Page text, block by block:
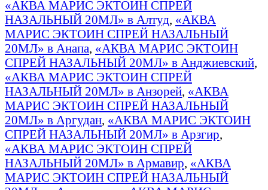
«АКВА МАРИС ЭКТОИН СПРЕЙ
НАЗАЛЬНЫЙ 20МЛ» в Алтуд, «АКВА
МАРИС ЭКТОИН СПРЕЙ НАЗАЛЬНЫЙ
20МЛ» в Анапа, «АКВА МАРИС ЭКТОИН
СПРЕЙ НАЗАЛЬНЫЙ 20МЛ» в Анджиевский,
«АКВА МАРИС ЭКТОИН СПРЕЙ
НАЗАЛЬНЫЙ 20МЛ» в Анзорей, «АКВА
МАРИС ЭКТОИН СПРЕЙ НАЗАЛЬНЫЙ
20МЛ» в Аргудан, «АКВА МАРИС ЭКТОИН
СПРЕЙ НАЗАЛЬНЫЙ 20МЛ» в Арзгир,
«АКВА МАРИС ЭКТОИН СПРЕЙ
НАЗАЛЬНЫЙ 20МЛ» в Армавир, «АКВА
МАРИС ЭКТОИН СПРЕЙ НАЗАЛЬНЫЙ